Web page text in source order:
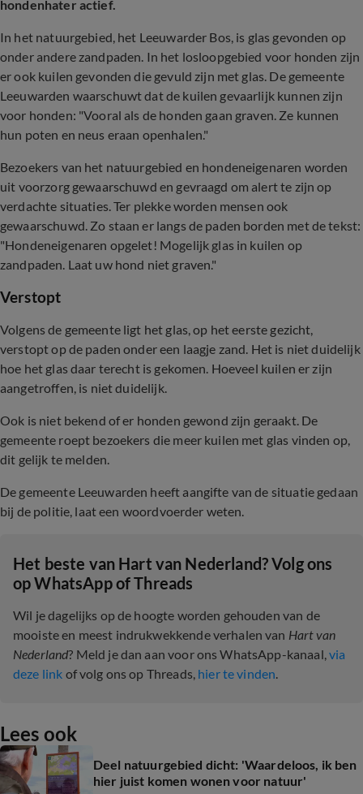
hondenhater actief.
In het natuurgebied, het Leeuwarder Bos, is glas gevonden op
onder andere zandpaden. In het losloopgebied voor honden zijn
er ook kuilen gevonden die gevuld zijn met glas. De gemeente
Leeuwarden waarschuwt dat de kuilen gevaarlijk kunnen zijn
voor honden: "Vooral als de honden gaan graven. Ze kunnen
hun poten en neus eraan openhalen."
Bezoekers van het natuurgebied en hondeneigenaren worden
uit voorzorg gewaarschuwd en gevraagd om alert te zijn op
verdachte situaties. Ter plekke worden mensen ook
gewaarschuwd. Zo staan er langs de paden borden met de tekst:
"Hondeneigenaren opgelet! Mogelijk glas in kuilen op
zandpaden. Laat uw hond niet graven."
Verstopt
Volgens de gemeente ligt het glas, op het eerste gezicht,
verstopt op de paden onder een laagje zand. Het is niet duidelijk
hoe het glas daar terecht is gekomen. Hoeveel kuilen er zijn
aangetroffen, is niet duidelijk.
Ook is niet bekend of er honden gewond zijn geraakt. De
gemeente roept bezoekers die meer kuilen met glas vinden op,
dit gelijk te melden.
De gemeente Leeuwarden heeft aangifte van de situatie gedaan
bij de politie, laat een woordvoerder weten.
Het beste van Hart van Nederland? Volg ons
op WhatsApp of Threads
Wil je dagelijks op de hoogte worden gehouden van de
mooiste en meest indrukwekkende verhalen van Hart van
Nederland? Meld je dan aan voor ons WhatsApp-kanaal,via
deze link of volg ons op Threads, hier te vinden.
Lees ook
Deel natuurgebied dicht: 'Waardeloos, ik ben
hier juist komen wonen voor natuur'